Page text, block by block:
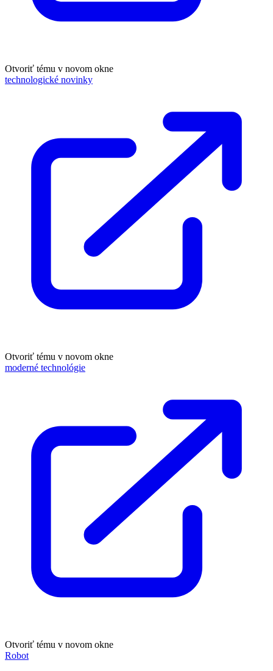
Otvoriť tému v novom okne
technologické novinky
Otvoriť tému v novom okne
moderné technológie
Otvoriť tému v novom okne
Robot